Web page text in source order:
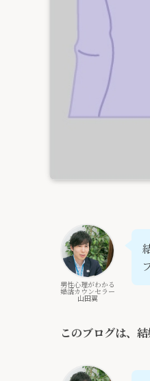
男性心理がわかる
婚活カウンセラー
山田翼
このブログは、